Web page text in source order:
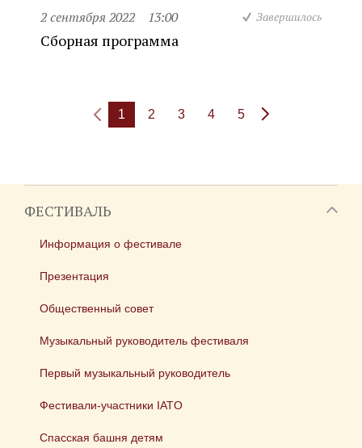
2 сентября 2022 13:00 Завершилось
Сборная программа
1 2 3 4 5
ФЕСТИВАЛЬ
Информация о фестивале
Презентация
Общественный совет
Музыкальный руководитель фестиваля
Первый музыкальный руководитель
Фестивали-участники IATO
Спасская башня детям